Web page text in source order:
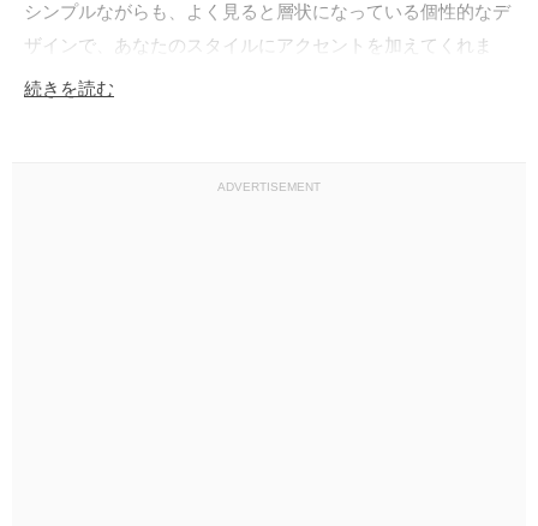
シンプルながらも、よく見ると層状になっている個性的なデ
ザインで、あなたのスタイルにアクセントを加えてくれま
す！
続きを読む
ADVERTISEMENT